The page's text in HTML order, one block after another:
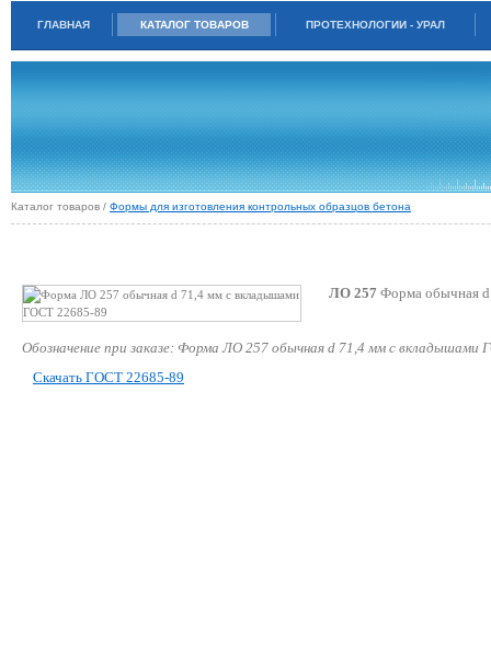
ГЛАВНАЯ КАТАЛОГ ТОВАРОВ ПРОТЕХНОЛОГИИ - УРАЛ
Каталог товаров / Формы для изготовления контрольных образцов бетона
ЛО 257 Форма обычная
Обозначение при заказе: Форма ЛО 257 обычная d 71,4 мм с вкладышами
Скачать ГОСТ 22685-89